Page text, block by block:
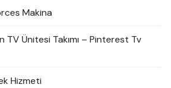
Makina
Ünitesi Takımı – Pinterest Tv
Hizmeti